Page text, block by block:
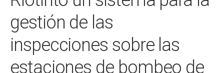
gestión de las
inspecciones sobre las
estaciones de bombeo de